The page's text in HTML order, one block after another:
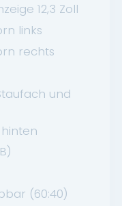
12,3 Zoll
links
rechts
und
(60:40)